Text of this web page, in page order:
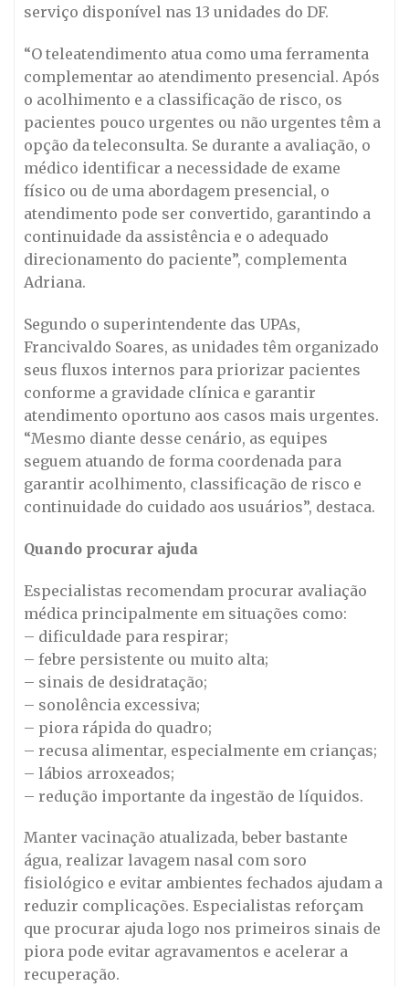
serviço disponível nas 13 unidades do DF.
“O teleatendimento atua como uma ferramenta
complementar ao atendimento presencial. Após
o acolhimento e a classificação de risco, os
pacientes pouco urgentes ou não urgentes têm a
opção da teleconsulta. Se durante a avaliação, o
médico identificar a necessidade de exame
físico ou de uma abordagem presencial, o
atendimento pode ser convertido, garantindo a
continuidade da assistência e o adequado
direcionamento do paciente”, complementa
Adriana.
Segundo o superintendente das UPAs,
Francivaldo Soares, as unidades têm organizado
seus fluxos internos para priorizar pacientes
conforme a gravidade clínica e garantir
atendimento oportuno aos casos mais urgentes.
“Mesmo diante desse cenário, as equipes
seguem atuando de forma coordenada para
garantir acolhimento, classificação de risco e
continuidade do cuidado aos usuários”, destaca.
Quando procurar ajuda
Especialistas recomendam procurar avaliação
médica principalmente em situações como:
– dificuldade para respirar;
– febre persistente ou muito alta;
– sinais de desidratação;
– sonolência excessiva;
– piora rápida do quadro;
– recusa alimentar, especialmente em crianças;
– lábios arroxeados;
– redução importante da ingestão de líquidos.
Manter vacinação atualizada, beber bastante
água, realizar lavagem nasal com soro
fisiológico e evitar ambientes fechados ajudam a
reduzir complicações. Especialistas reforçam
que procurar ajuda logo nos primeiros sinais de
piora pode evitar agravamentos e acelerar a
recuperação.